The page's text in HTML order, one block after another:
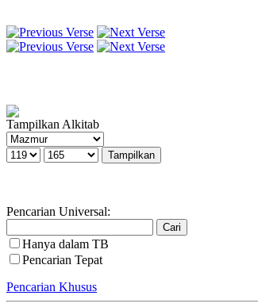
Tampilkan Alkitab
Pencarian Universal:
Hanya dalam TB
Pencarian Tepat
Pencarian Khusus